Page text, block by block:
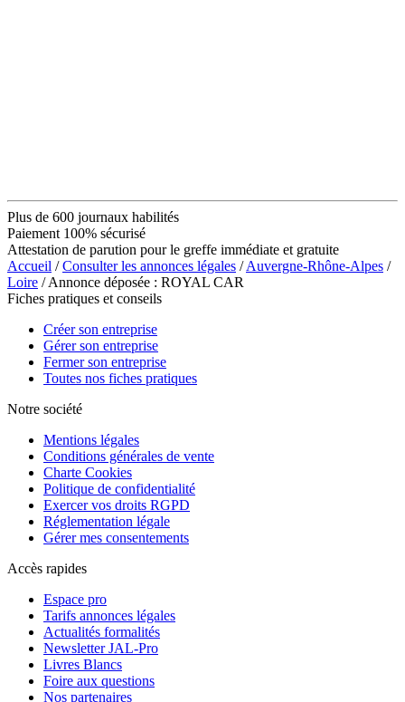
Plus de 600 journaux habilités
Paiement 100% sécurisé
Attestation de parution pour le greffe immédiate et gratuite
Accueil /Consulter les annonces légales /Auvergne-Rhône-Alpes /
Loire / Annonce déposée : ROYAL CAR
Fiches pratiques et conseils
Créer son entreprise
Gérer son entreprise
Fermer son entreprise
Toutes nos fiches pratiques
Notre société
Mentions légales
Conditions générales de vente
Charte Cookies
Politique de confidentialité
Exercer vos droits RGPD
Réglementation légale
Gérer mes consentements
Accès rapides
Espace pro
Tarifs annonces légales
Actualités formalités
Newsletter JAL-Pro
Livres Blancs
Foire aux questions
Nos partenaires